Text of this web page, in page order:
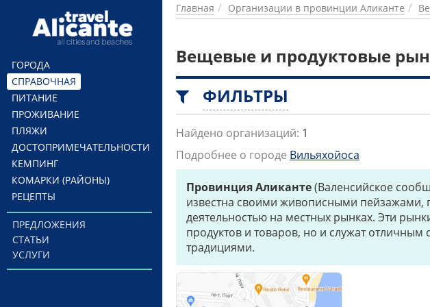
Перейти к основному содержанию
ГОРОДА
СПРАВОЧНАЯ
ПИТАНИЕ
ПРОЖИВАНИЕ
ПЛЯЖИ
ДОСТОПРИМЕЧАТЕЛЬНОСТИ
КЕМПИНГ
КОМАРКИ (РАЙОНЫ)
РЕЦЕПТЫ
ПРЕДЛОЖЕНИЯ
СТАТЬИ
УСЛУГИ
Главная Организации в провинции Аликанте
Вещевые и продуктовые
ФИЛЬТРЫ
Найдено организаций: 1
Подробнее о городе Вильяхойоса
Провинция Аликанте(Валенсийское
известна своими живописными
деятельностью на местных рынках. Эти
продуктов и товаров, но и служат
традициями.